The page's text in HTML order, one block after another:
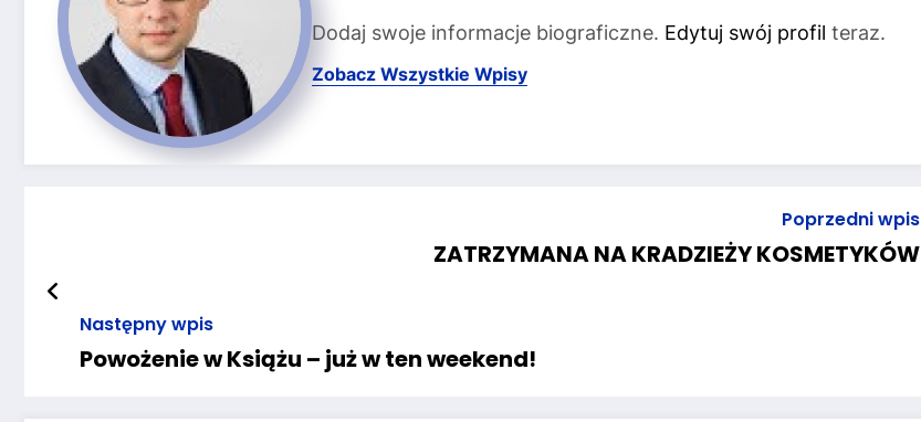
Dodaj swoje informacje biograficzne. Edytuj swój profil teraz.
Zobacz Wszystkie Wpisy
Poprzedni wpis
ZATRZYMANA NA KRADZIEŻY KOSMETYKÓW
Następny wpis
Powożenie w Książu – już w ten weekend!